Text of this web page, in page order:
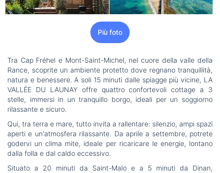
Più foto
Tra Cap Fréhel e Mont-Saint-Michel, nel cuore della valle della
Rance, scoprite un ambiente protetto dove regnano tranquillità,
natura e benessere. A soli 15 minuti dalle spiagge più vicine, LA
VALLÉE DU LAUNAY offre quattro confortevoli cottage a 3
stelle, immersi in un tranquillo borgo, ideali per un soggiorno
rilassante e sicuro.
Qui, tra terra e mare, tutto invita a rallentare: silenzio, ampi spazi
aperti e un'atmosfera rilassante. Da aprile a settembre, potrete
godervi un clima mite, ideale per ricaricare le energie, lontano
dalla folla e dal caldo eccessivo.
Situato a 20 minuti da Saint-Malo e a 5 minuti da Dinan,